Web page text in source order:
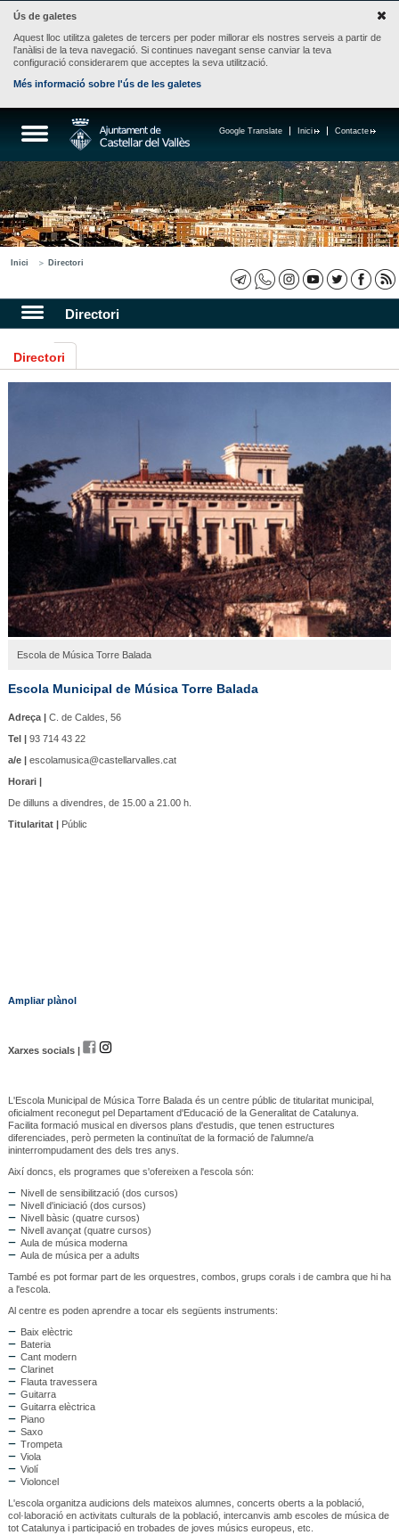
Ús de galetes
Aquest lloc utilitza galetes de tercers per poder millorar els nostres serveis a partir de
l'anàlisi de la teva navegació. Si continues navegant sense canviar la teva
configuració considerarem que acceptes la seva utilització.
Més informació sobre l'ús de les galetes
Contacte
Inici
Google Translate
Inici Directori
Directori
Directori
Escola de Música Torre Balada
Escola Municipal de Música Torre Balada
Adreça |C. de Caldes, 56
Tel |93 714 43 22
a/e |escolamusica@castellarvalles.cat
Horari |
De dilluns a divendres, de 15.00 a 21.00 h.
Titularitat |Públic
Ampliar plànol
Xarxes socials |
L'Escola Municipal de Música Torre Balada és un centre públic de titularitat municipal,
oficialment reconegut pel Departament d'Educació de la Generalitat de Catalunya.
Facilita formació musical en diversos plans d'estudis, que tenen estructures
diferenciades, però permeten la continuïtat de la formació de l'alumne/a
ininterrompudament des dels tres anys.
Així doncs, els programes que s'ofereixen a l'escola són:
Nivell de sensibilització (dos cursos)
Nivell d'iniciació (dos cursos)
Nivell bàsic (quatre cursos)
Nivell avançat (quatre cursos)
Aula de música moderna
Aula de música per a adults
També es pot formar part de les orquestres, combos, grups corals i de cambra que hi ha
a l'escola.
Al centre es poden aprendre a tocar els següents instruments:
Baix elèctric
Bateria
Cant modern
Clarinet
Flauta travessera
Guitarra
Guitarra elèctrica
Piano
Saxo
Trompeta
Viola
Violí
Violoncel
L'escola organitza audicions dels mateixos alumnes, concerts oberts a la població,
col·laboració en activitats culturals de la població, intercanvis amb escoles de música de
tot Catalunya i participació en trobades de joves músics europeus, etc.